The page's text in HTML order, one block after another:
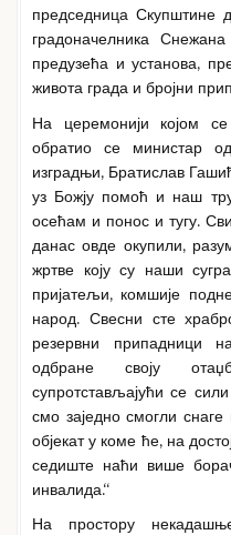
председница Скупштине
градоначелника Снежана
предузећа и установа,
живота града и бројни
На церемонији којом
обратио се министар
изградњи, Братислав
уз Божју помоћ и наш
осећам и понос и тугу.
данас овде окупили,
жртве коју су наши
пријатељи, комшије
народ. Свесни сте
резервни припадници
одбране своју
супротстављајући се
смо заједно смогли
објекат у коме ће, на
седиште наћи више
инвалида.“
На простору